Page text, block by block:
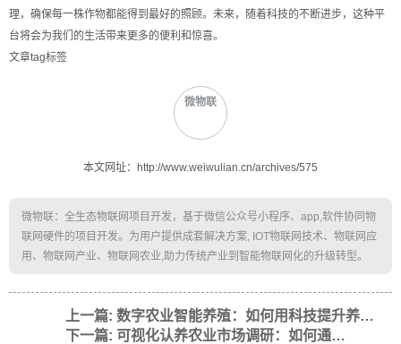
理，确保每一株作物都能得到最好的照顾。未来，随着科技的不断进步，这种平
台将会为我们的生活带来更多的便利和惊喜。
文章tag标签
微物联
本文网址：http://www.weiwulian.cn/archives/575
微物联：全生态物联网项目开发，基于微信公众号小程序、app,软件协同物
联网硬件的项目开发。为用户提供成套解决方案, IOT物联网技术、物联网应
用、物联网产业、物联网农业,助力传统产业到智能物联网化的升级转型。
上一篇: 数字农业智能养殖：如何用科技提升养殖效率与收益？
下一篇: 可视化认养农业市场调研：如何通过微物联技术提升农业体验？